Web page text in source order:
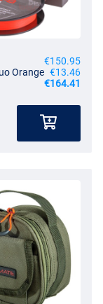
€150.95
Orange €13.46
€164.41